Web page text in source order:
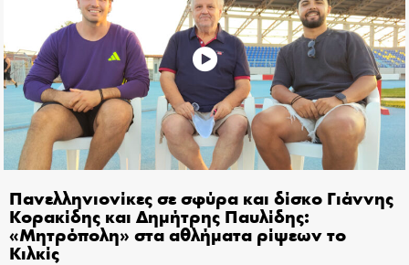
Πανελληνιονίκες σε σφύρα και δίσκο Γιάννης
Κορακίδης και Δημήτρης Παυλίδης:
«Μητρόπολη» στα αθλήματα ρίψεων το
Κιλκίς